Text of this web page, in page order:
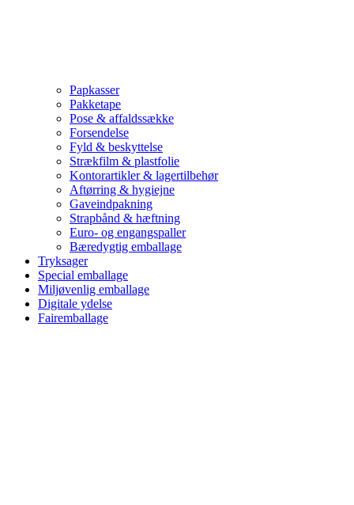
Papkasser
Pakketape
Pose & affaldssække
Forsendelse
Fyld & beskyttelse
Strækfilm & plastfolie
Kontorartikler & lagertilbehør
Aftørring & hygiejne
Gaveindpakning
Strapbånd & hæftning
Euro- og engangspaller
Bæredygtig emballage
Tryksager
Special emballage
Miljøvenlig emballage
Digitale ydelse
Fairemballage